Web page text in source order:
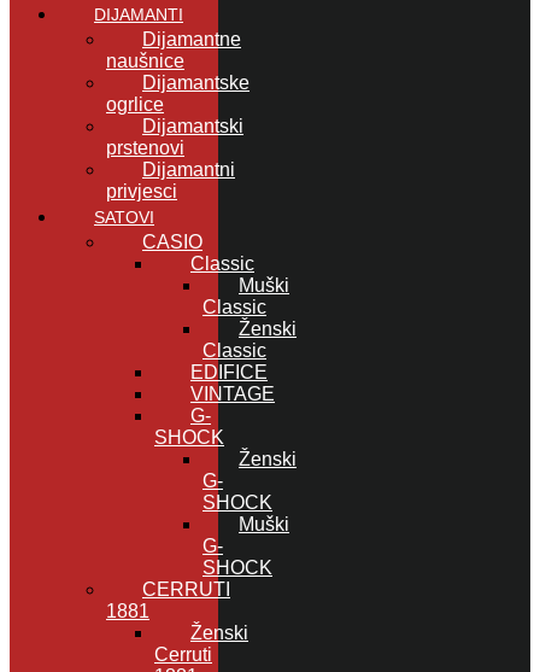
DIJAMANTI
Dijamantne
naušnice
Dijamantske
ogrlice
Dijamantski
prstenovi
Dijamantni
privjesci
SATOVI
CASIO
Classic
Muški
Classic
Ženski
Classic
EDIFICE
VINTAGE
G-
SHOCK
Ženski
G-
SHOCK
Muški
G-
SHOCK
CERRUTI
1881
Ženski
Cerruti